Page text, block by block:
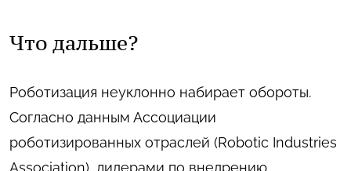
Что дальше?
Роботизация неуклонно набирает обороты.
Согласно данным Ассоциации
роботизированных отраслей (Robotic Industries
Association), лидерами по внедрению